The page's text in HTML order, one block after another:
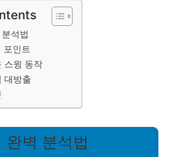
석법
포인트
스윙 동작
대방출
완벽 분석법